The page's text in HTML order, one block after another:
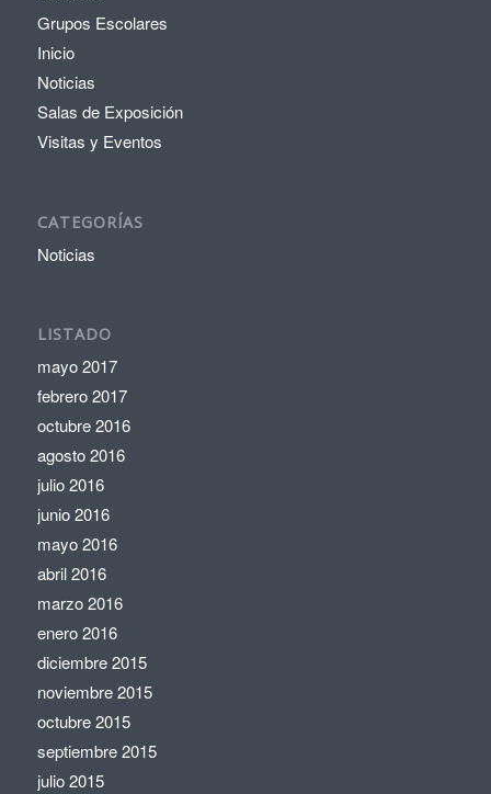
Grupos Escolares
Inicio
Noticias
Salas de Exposición
Visitas y Eventos
CATEGORÍAS
Noticias
LISTADO
mayo 2017
febrero 2017
octubre 2016
agosto 2016
julio 2016
junio 2016
mayo 2016
abril 2016
marzo 2016
enero 2016
diciembre 2015
noviembre 2015
octubre 2015
septiembre 2015
julio 2015